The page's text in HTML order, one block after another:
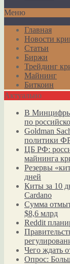
Меню
Главная
Новости
Статьи
Биржи
Трейдинг
Майнинг
Биткоин
Актуально
В Минцифры
по
Goldman
политики
ЦБ РФ:
майнинга
Резервы
дней
Киты за 10
Cardano
Сумма
$8,6 млрд
Reddit
Чего ждать
Опрос: